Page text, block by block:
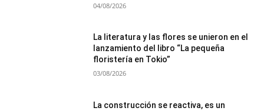
04/08/2026
La literatura y las flores se unieron en el
lanzamiento del libro “La pequeña
floristería en Tokio”
03/08/2026
La construcción se reactiva, es un